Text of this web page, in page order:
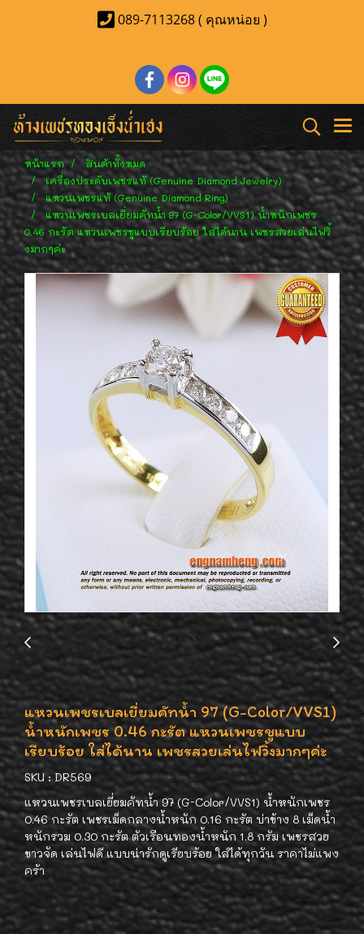
089-7113268 ( คุณหน่อย )
หน้าแรก
สินค้าทั้งหมด
เครื่องประดับเพชรแท้ (Genuine Diamond Jewelry)
แหวนเพชรแท้ (Genuine Diamond Ring)
แหวนเพชรเบลเยี่ยมคัทน้ำ 97 (G-Color/VVS1) น้ำหนักเพชร
0.46 กะรัต แหวนเพชรชูแบบเรียบร้อย ใส่ได้นาน เพชรสวยเล่นไฟวิ้
งมากๆค่ะ
แหวนเพชรเบลเยี่ยมคัทน้ำ 97 (G-Color/VVS1)
น้ำหนักเพชร 0.46 กะรัต แหวนเพชรชูแบบ
เรียบร้อย ใส่ได้นาน เพชรสวยเล่นไฟวิ้งมากๆค่ะ
SKU : DR569
แหวนเพชรเบลเยี่ยมคัทน้ำ 97 (G-Color/VVS1) น้ำหนักเพชร
0.46 กะรัต เพชรเม็ดกลางน้ำหนัก 0.16 กะรัต บ่าข้าง 8 เม็ดน้ำ
หนักรวม 0.30 กะรัต ตัวเรือนทองน้ำหนัก 1.8 กรัม เพชรสวย
ขาวจัด เล่นไฟดี แบบน่ารักดูเรียบร้อย ใส่ได้ทุกวัน ราคาไม่แพง
คร้า